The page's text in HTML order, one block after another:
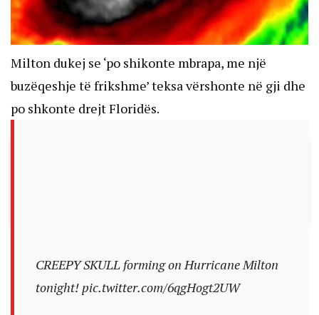
Milton dukej se ‘po shikonte mbrapa, me një
buzëqeshje të frikshme’ teksa vërshonte në gji dhe
po shkonte drejt Floridës.
CREEPY SKULL forming on Hurricane Milton
tonight! pic.twitter.com/6qgHogt2UW